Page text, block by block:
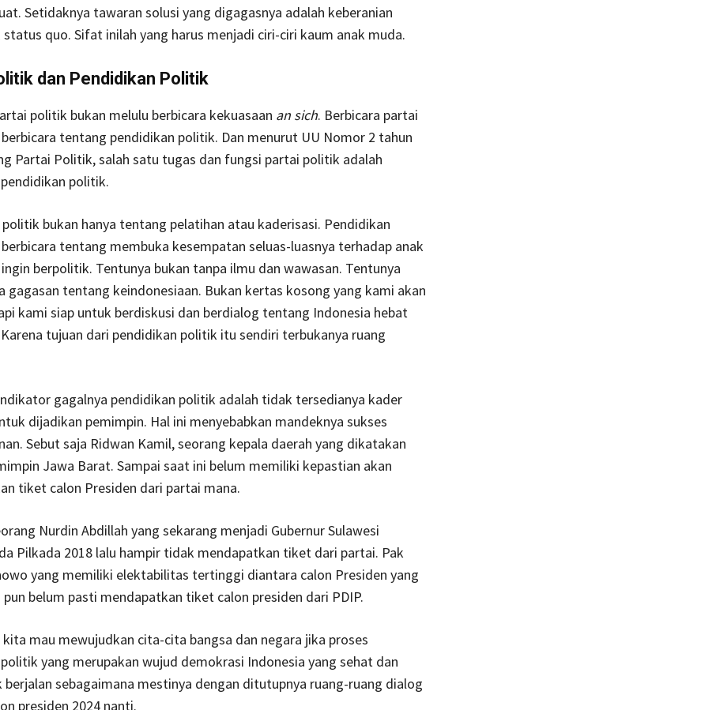
Setidaknya tawaran solusi yang digagasnya adalah keberanian
quo. Sifat inilah yang harus menjadi ciri-ciri kaum anak muda.
dan Pendidikan Politik
politik bukan melulu berbicara kekuasaan an sich. Berbicara partai
tentang pendidikan politik. Dan menurut UU Nomor 2 tahun
Partai Politik, salah satu tugas dan fungsi partai politik adalah
politik.
bukan hanya tentang pelatihan atau kaderisasi. Pendidikan
tentang membuka kesempatan seluas-luasnya terhadap anak
berpolitik. Tentunya bukan tanpa ilmu dan wawasan. Tentunya
gagasan tentang keindonesiaan. Bukan kertas kosong yang kami akan
kami siap untuk berdiskusi dan berdialog tentang Indonesia hebat
tujuan dari pendidikan politik itu sendiri terbukanya ruang
gagalnya pendidikan politik adalah tidak tersedianya kader
dijadikan pemimpin. Hal ini menyebabkan mandeknya sukses
Sebut saja Ridwan Kamil, seorang kepala daerah yang dikatakan
Jawa Barat. Sampai saat ini belum memiliki kepastian akan
tiket calon Presiden dari partai mana.
Nurdin Abdillah yang sekarang menjadi Gubernur Sulawesi
Pilkada 2018 lalu hampir tidak mendapatkan tiket dari partai. Pak
yang memiliki elektabilitas tertinggi diantara calon Presiden yang
pun belum pasti mendapatkan tiket calon presiden dari PDIP.
kita mau mewujudkan cita-cita bangsa dan negara jika proses
yang merupakan wujud demokrasi Indonesia yang sehat dan
berjalan sebagaimana mestinya dengan ditutupnya ruang-ruang dialog
presiden 2024 nanti.